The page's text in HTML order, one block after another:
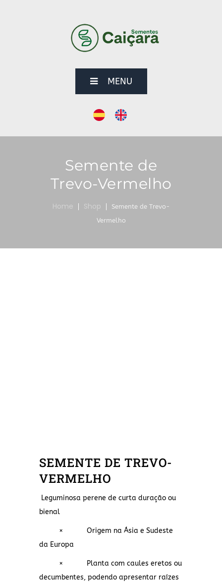
MENU
Semente de
Trevo-Vermelho
Home Shop
Semente de Trevo-
Vermelho
SEMENTE DE TREVO-
VERMELHO
Leguminosa perene de curta duração ou
bienal
× Origem na Ásia e Sudeste
da Europa
×
Planta com caules eretos ou
decumbentes, podendo apresentar raízes